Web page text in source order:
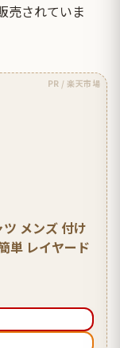
売されていま
PR / 楽天市場
メンズ 付け
単 レイヤード